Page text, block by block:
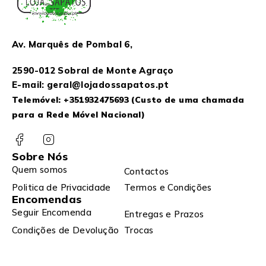
Av. Marquês de Pombal 6,
2590-012 Sobral de Monte Agraço
E-mail: geral@lojadossapatos.pt
Telemóvel: +351932475693 (Custo de uma chamada
para a Rede Móvel Nacional)
Sobre Nós
Quem somos
Contactos
Politica de Privacidade
Termos e Condições
Encomendas
Seguir Encomenda
Entregas e Prazos
Condições de Devolução Trocas